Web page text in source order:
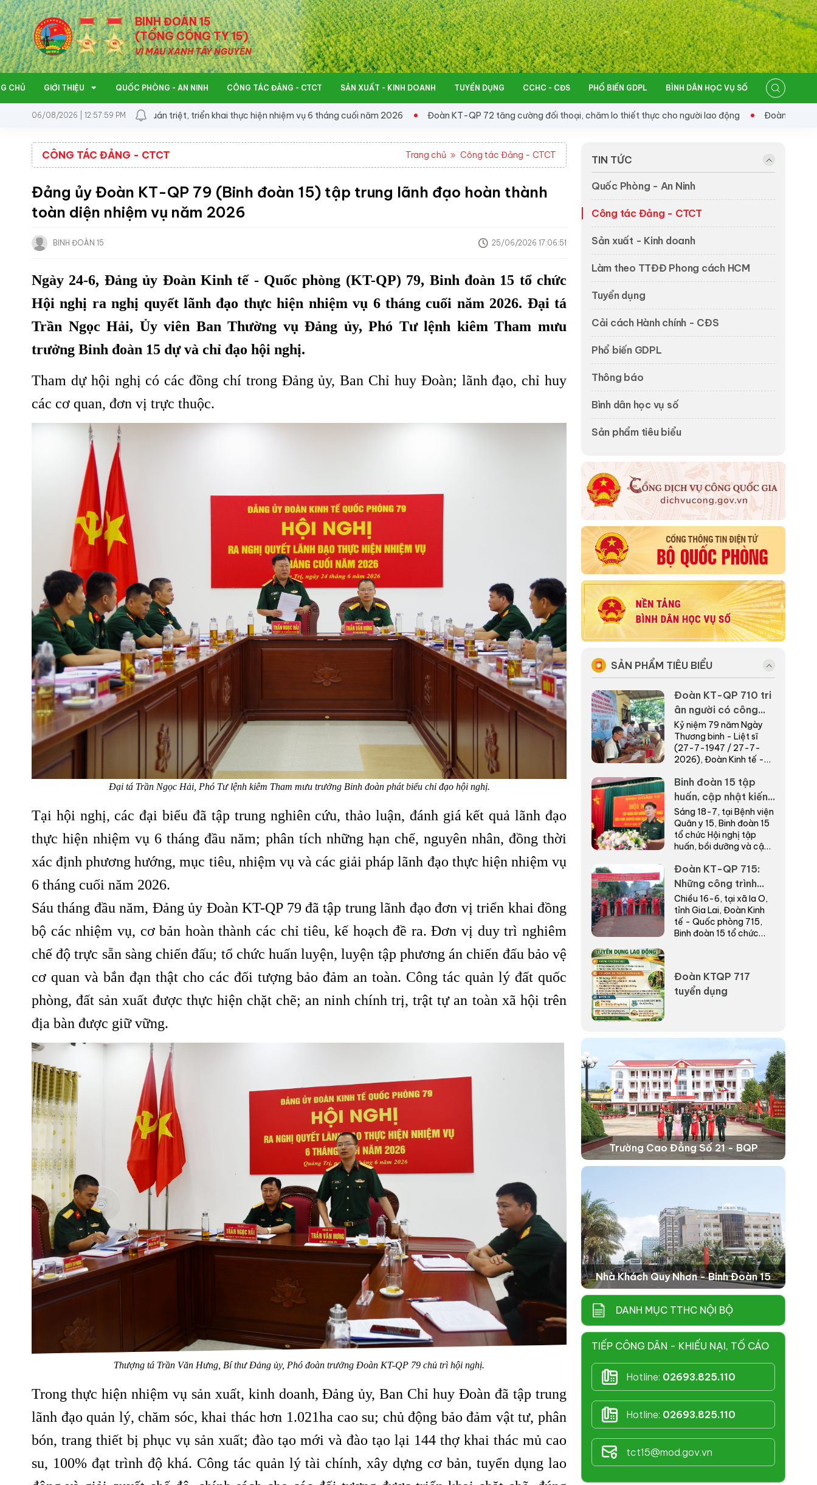
BINH ĐOÀN 15
(TỔNG CÔNG TY 15)
VÌ MÀU XANH TÂY NGUYÊN
CHỦ GIỚI THIỆU QUỐC PHÒNG - AN NINH CÔNG TÁC ĐẢNG - CTCT SẢN XUẤT - KINH DOANH TUYỂN DỤNG CCHC - CĐS PHỔ BIẾN GDPL BÌNH DÂN HỌC VỤ SỐ
06/08/2026 | 12:57:59 PM
Đoàn KT-QP 717 quán triệt, triển khai thực hiện nhiệm vụ 6 tháng cuối năm 2026 Đoàn KT-QP 72 tăng cường đối thoại, chăm lo thiết thực cho người lao động Đoàn Kinh tế - Quốc
CÔNG TÁC ĐẢNG - CTCT Trang chủ Công tác Đảng - CTCT
Đảng ủy Đoàn KT-QP 79 (Binh đoàn 15) tập trung lãnh đạo hoàn thành
toàn diện nhiệm vụ năm 2026
BINH ĐOÀN 15 25/06/2026 17:06:51
Ngày 24-6, Đảng ủy Đoàn Kinh tế - Quốc phòng (KT-QP) 79, Binh đoàn 15 tổ chức
Hội nghị ra nghị quyết lãnh đạo thực hiện nhiệm vụ 6 tháng cuối năm 2026. Đại tá
Trần Ngọc Hải, Ủy viên Ban Thường vụ Đảng ủy, Phó Tư lệnh kiêm Tham mưu
trưởng Binh đoàn 15 dự và chỉ đạo hội nghị.
Tham dự hội nghị có các đồng chí trong Đảng ủy, Ban Chỉ huy Đoàn; lãnh đạo, chỉ huy
các cơ quan, đơn vị trực thuộc.
Đại tá Trần Ngọc Hải, Phó Tư lệnh kiêm Tham mưu trưởng Binh đoàn phát biểu chỉ đạo hội nghị.
Tại hội nghị, các đại biểu đã tập trung nghiên cứu, thảo luận, đánh giá kết quả lãnh đạo
thực hiện nhiệm vụ 6 tháng đầu năm; phân tích những hạn chế, nguyên nhân, đồng thời
xác định phương hướng, mục tiêu, nhiệm vụ và các giải pháp lãnh đạo thực hiện nhiệm vụ
6 tháng cuối năm 2026.
Sáu tháng đầu năm, Đảng ủy Đoàn KT-QP 79 đã tập trung lãnh đạo đơn vị triển khai đồng
bộ các nhiệm vụ, cơ bản hoàn thành các chỉ tiêu, kế hoạch đề ra. Đơn vị duy trì nghiêm
chế độ trực sẵn sàng chiến đấu; tổ chức huấn luyện, luyện tập phương án chiến đấu bảo vệ
cơ quan và bắn đạn thật cho các đối tượng bảo đảm an toàn. Công tác quản lý đất quốc
phòng, đất sản xuất được thực hiện chặt chẽ; an ninh chính trị, trật tự an toàn xã hội trên
địa bàn được giữ vững.
Thượng tá Trần Văn Hưng, Bí thư Đảng ủy, Phó đoàn trưởng Đoàn KT-QP 79 chủ trì hội nghị.
Trong thực hiện nhiệm vụ sản xuất, kinh doanh, Đảng ủy, Ban Chỉ huy Đoàn đã tập trung
lãnh đạo quản lý, chăm sóc, khai thác hơn 1.021ha cao su; chủ động bảo đảm vật tư, phân
bón, trang thiết bị phục vụ sản xuất; đào tạo mới và đào tạo lại 144 thợ khai thác mủ cao
su, 100% đạt trình độ khá. Công tác quản lý tài chính, xây dựng cơ bản, tuyển dụng lao
TIN TỨC
Quốc Phòng - An Ninh
Công tác Đảng - CTCT
Sản xuất - Kinh doanh
Làm theo TTĐĐ Phong cách HCM
Tuyển dụng
Cải cách Hành chính - CĐS
Phổ biến GDPL
Thông báo
Bình dân học vụ số
Sản phẩm tiêu biểu
SẢN PHẨM TIÊU BIỂU
Đoàn KT-QP 710 tri
ân người có công
bằng những việc làm
thiết thực nơi biên
giới
Kỷ niệm 79 năm Ngày
Thương binh - Liệt sĩ
(27-7-1947 / 27-7-
2026), Đoàn Kinh tế -
710, Binh đoàn 15 phối
hợp với cấp ủy, chính
quyề...
Binh đoàn 15 tập
huấn, cập nhật kiến
thức chuyên môn
ngành Quân y năm
2026
Sáng 18-7, tại Bệnh viện
Quân y 15, Binh đoàn 15
tổ chức Hội nghị tập
huấn, bồi dưỡng và cập
môn ngành Quân y năm
2026.
Đoàn KT-QP 715:
Những công trình
thiết thực chào
mừng 40 năm Ngày
truyền thống
Chiều 16-6, tại xã Ia O,
tỉnh Gia Lai, Đoàn Kinh
tế - Quốc phòng 715,
Binh đoàn 15 tổ chức
Đoàn KTQP 717
tuyển dụng
Trường Cao Đẳng Số 21 - BQP
Nhà Khách Quy Nhơn - Binh Đoàn 15
DANH MỤC TTHC NỘI BỘ
TIẾP CÔNG DÂN - KHIẾU NẠI, TỐ CÁO
Hotline: 02693.825.110
Hotline: 02693.825.110
tct15@mod.gov.vn